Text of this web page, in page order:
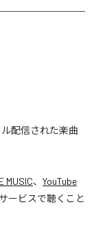
ル配信された楽曲
MUSIC、 YouTube
ービスで聴くこと